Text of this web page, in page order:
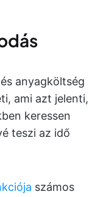
anyagköltség
ami azt jelenti,
keressen
teszi az idő
számos